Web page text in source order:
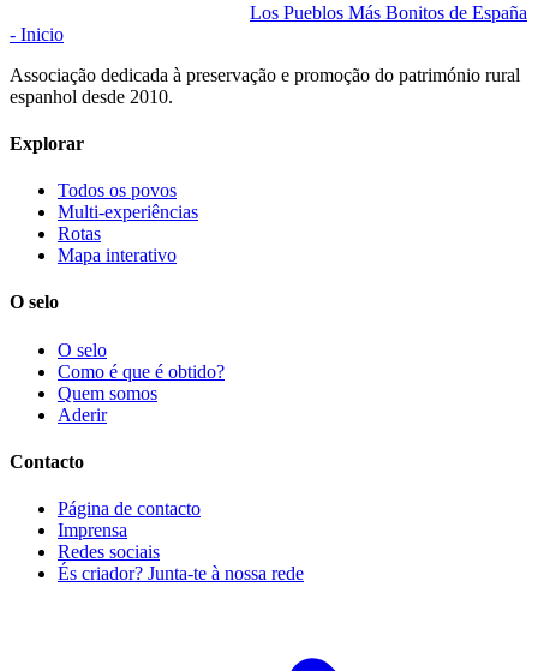
Los Pueblos Más Bonitos de España
- Inicio
Associação dedicada à preservação e promoção do património rural
espanhol desde 2010.
Explorar
Todos os povos
Multi-experiências
Rotas
Mapa interativo
O selo
O selo
Como é que é obtido?
Quem somos
Aderir
Contacto
Página de contacto
Imprensa
Redes sociais
És criador? Junta-te à nossa rede